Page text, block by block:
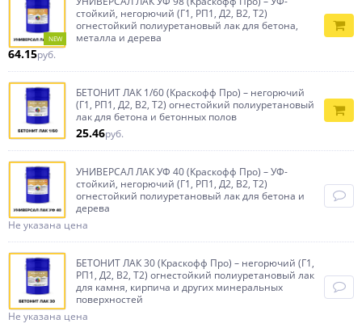
NEW
стойкий, негорючий (Г1, РП1, Д2, В2, Т2)
огнестойкий полиуретановый лак для бетона,
металла и дерева
64.15руб.
БЕТОНИТ ЛАК 1/60 (Краскофф Про) – негорючий
(Г1, РП1, Д2, В2, Т2) огнестойкий полиуретановый
лак для бетона и бетонных полов
25.46руб.
УНИВЕРСАЛ ЛАК УФ 40 (Краскофф Про) – УФ-
стойкий, негорючий (Г1, РП1, Д2, В2, Т2)
огнестойкий полиуретановый лак для бетона и
дерева
Не указана цена
БЕТОНИТ ЛАК 30 (Краскофф Про) – негорючий (Г1,
РП1, Д2, В2, Т2) огнестойкий полиуретановый лак
для камня, кирпича и других минеральных
поверхностей
Не указана цена